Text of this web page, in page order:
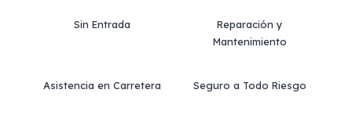
Sin Entrada
Reparación y
Mantenimiento
Asistencia en Carretera Seguro a Todo Riesgo